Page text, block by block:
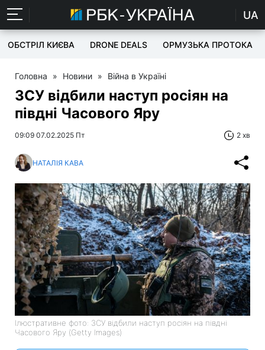
UA
ОБСТРІЛ КИЄВА DRONE DEALS ОРМУЗЬКА ПРОТОКА
Головна » Новини » Війна в Україні
ЗСУ відбили наступ росіян на
півдні Часового Яру
09:09 07.02.2025 Пт 2 хв
НАТАЛІЯ КАВА
Ілюстративне фото: ЗСУ відбили наступ росіян на півдні
Часового Яру (Getty Images)